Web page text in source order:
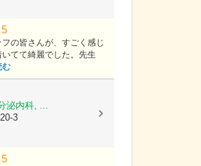
5
の皆さんが、すごく感じ
てて綺麗でした。先生
む
泌内科, ...
3
5